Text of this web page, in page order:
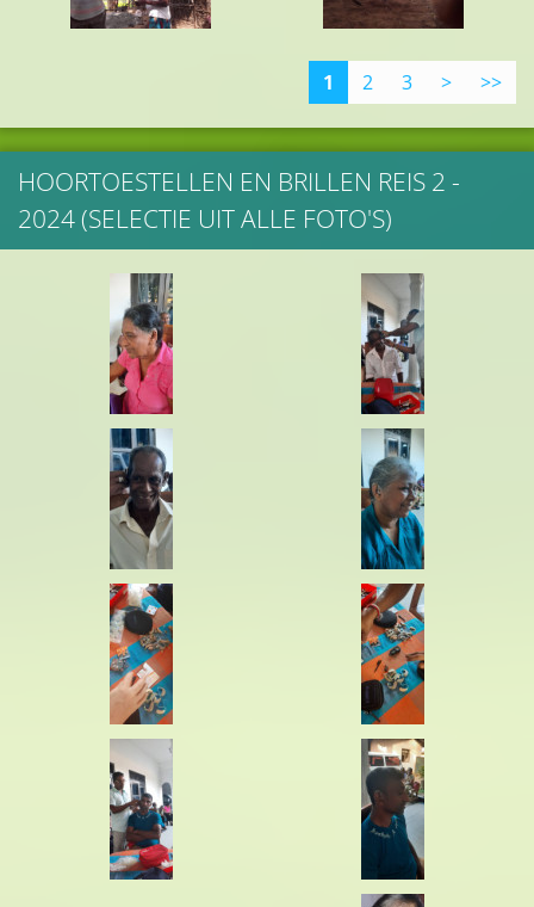
1 2 3 > >>
HOORTOESTELLEN EN BRILLEN REIS 2 -
2024 (SELECTIE UIT ALLE FOTO'S)